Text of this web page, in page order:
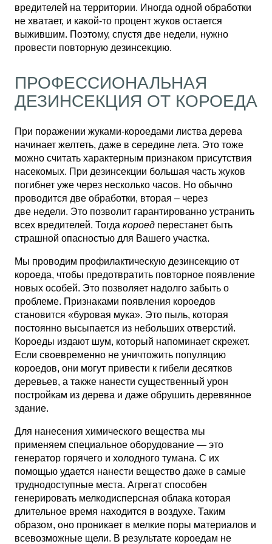
вредителей на территории. Иногда одной обработки
не хватает, и какой-то процент жуков остается
выжившим. Поэтому, спустя две недели, нужно
провести повторную дезинсекцию.
ПРОФЕССИОНАЛЬНАЯ
ДЕЗИНСЕКЦИЯ ОТ КОРОЕДА
При поражении жуками-короедами листва дерева
начинает желтеть, даже в середине лета. Это тоже
можно считать характерным признаком присутствия
насекомых. При дезинсекции большая часть жуков
погибнет уже через несколько часов. Но обычно
проводится две обработки, вторая – через
две недели. Это позволит гарантированно устранить
всех вредителей. Тогда короед перестанет быть
страшной опасностью для Вашего участка.
Мы проводим профилактическую дезинсекцию от
короеда, чтобы предотвратить повторное появление
новых особей. Это позволяет надолго забыть о
проблеме. Признаками появления короедов
становится «буровая мука». Это пыль, которая
постоянно высыпается из небольших отверстий.
Короеды издают шум, который напоминает скрежет.
Если своевременно не уничтожить популяцию
короедов, они могут привести к гибели десятков
деревьев, а также нанести существенный урон
постройкам из дерева и даже обрушить деревянное
здание.
Для нанесения химического вещества мы
применяем специальное оборудование — это
генератор горячего и холодного тумана. С их
помощью удается нанести вещество даже в самые
труднодоступные места. Агрегат способен
генерировать мелкодисперсная облака которая
длительное время находится в воздухе. Таким
образом, оно проникает в мелкие поры материалов и
всевозможные щели. В результате короедам не